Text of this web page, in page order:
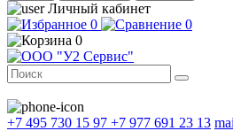
Личный кабинет
0
0
0
+7 495 730 15 97 +7 977 691 23 13